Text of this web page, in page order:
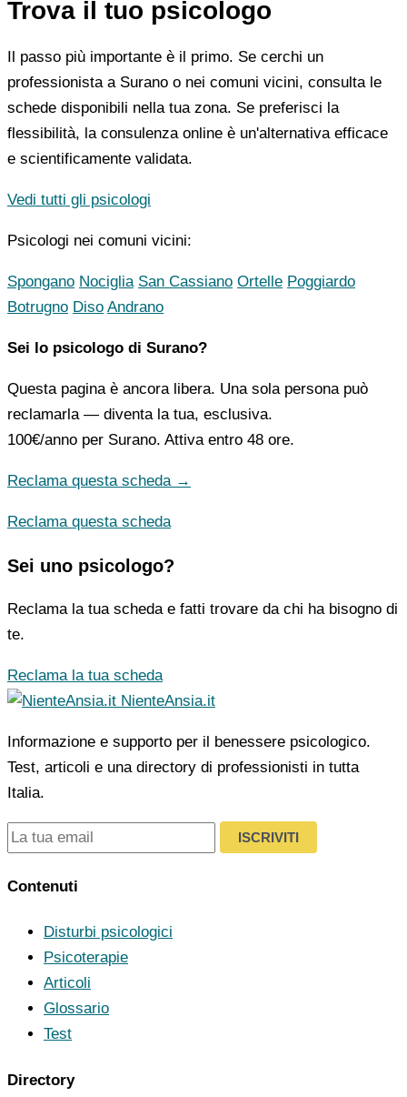
Trova il tuo psicologo
Il passo più importante è il primo. Se cerchi un
professionista a Surano o nei comuni vicini, consulta le
schede disponibili nella tua zona. Se preferisci la
flessibilità, la consulenza online è un'alternativa efficace
e scientificamente validata.
Vedi tutti gli psicologi
Psicologi nei comuni vicini:
Spongano Nociglia San Cassiano Ortelle Poggiardo
Botrugno Diso Andrano
Sei lo psicologo di Surano?
Questa pagina è ancora libera. Una sola persona può
reclamarla — diventa la tua, esclusiva.
100€/anno per Surano. Attiva entro 48 ore.
Reclama questa scheda →
Reclama questa scheda
Sei uno psicologo?
Reclama la tua scheda e fatti trovare da chi ha bisogno di
te.
Reclama la tua scheda
NienteAnsia.it
Informazione e supporto per il benessere psicologico.
Test, articoli e una directory di professionisti in tutta
Italia.
ISCRIVITI
Contenuti
Disturbi psicologici
Psicoterapie
Articoli
Glossario
Test
Directory